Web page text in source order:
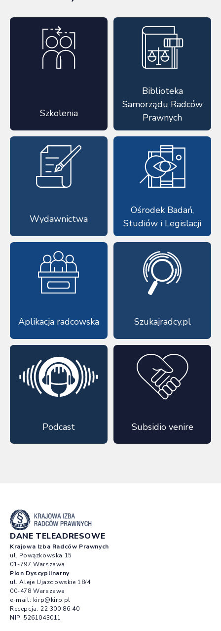
Szkolenia
Biblioteka
Samorządu Radców
Prawnych
Wydawnictwa
Ośrodek Badań,
Studiów i Legislacji
Aplikacja radcowska Szukajradcy.pl
Podcast Subsidio venire
DANE TELEADRESOWE
Krajowa Izba Radców Prawnych
ul. Powązkowska 15
01-797 Warszawa
Pion Dyscyplinarny
ul. Aleje Ujazdowskie 18/4
00-478 Warszawa
e-mail: kirp@kirp.pl
Recepcja: 22 300 86 40
NIP: 5261043011